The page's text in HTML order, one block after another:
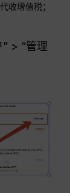
收增值税；
> “管理